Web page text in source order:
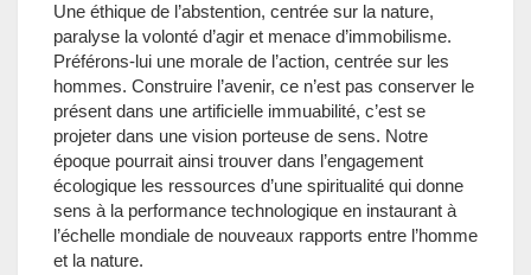
Une éthique de l’abstention, centrée sur la nature,
paralyse la volonté d’agir et menace d’immobilisme.
Préférons-lui une morale de l’action, centrée sur les
hommes. Construire l’avenir, ce n’est pas conserver le
présent dans une artificielle immuabilité, c’est se
projeter dans une vision porteuse de sens. Notre
époque pourrait ainsi trouver dans l’engagement
écologique les ressources d’une spiritualité qui donne
sens à la performance technologique en instaurant à
l’échelle mondiale de nouveaux rapports entre l’homme
et la nature.